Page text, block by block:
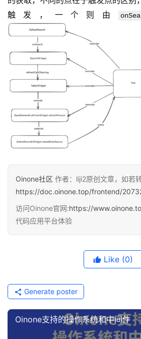
触发，一个则由
Oinone社区 作者：liji2原创文章，如若
https://doc.oinone.top/frontend/
访问Oinone官网:https://
代码应用平台体验
Like (0)
Generate poster
Oinone支持的操作系统和中间件